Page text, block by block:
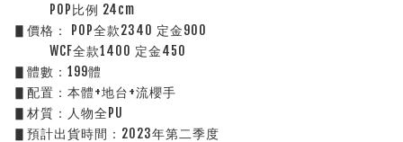
POP比例 24cm
▋價格： POP全款2340 定金900
WCF全款1400 定金450
▋體數：199體
▋配置：本體+地台+流櫻手
▋材質：人物全PU
▋預計出貨時間：2023年第二季度